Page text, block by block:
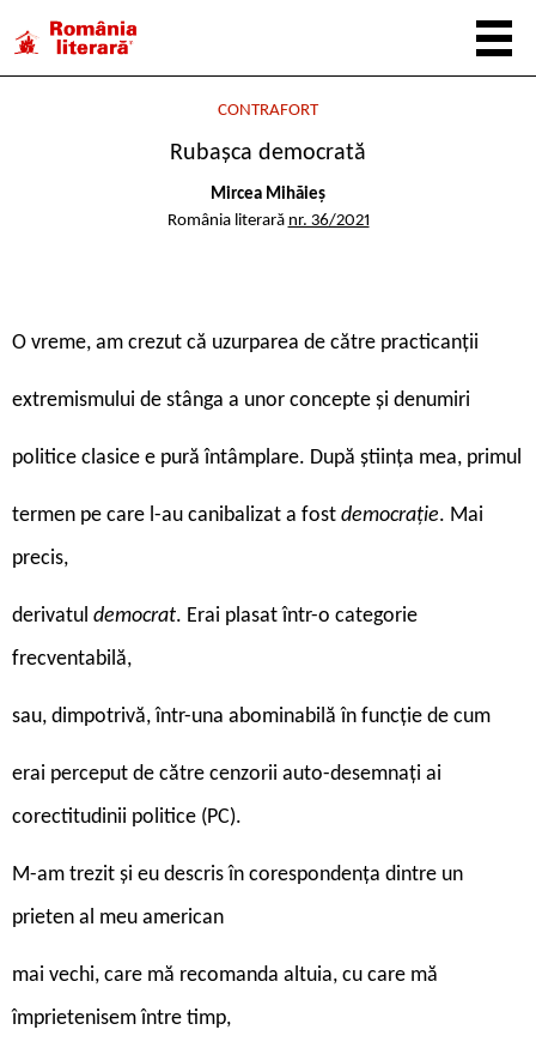
CONTRAFORT
Rubașca democrată
Mircea Mihăieș
România literară nr. 36/2021
O vreme, am crezut că uzurparea de către practicanții
extremismului de stânga a unor concepte și denumiri
politice clasice e pură întâmplare. După știința mea, primul
termen pe care l-au canibalizat a fost democrație. Mai
precis,
derivatul democrat. Erai plasat într-o categorie
frecventabilă,
sau, dimpotrivă, într-una abominabilă în funcție de cum
erai perceput de către cenzorii auto-desemnați ai
corectitudinii politice (PC).
M-am trezit și eu descris în corespondența dintre un
prieten al meu american
mai vechi, care mă recomanda altuia, cu care mă
împrietenisem între timp,